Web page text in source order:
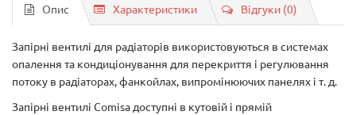
Опис Характеристики Відгуки (0)
Запірні вентилі для радіаторів використовуються в системах
опалення та кондиціонування для перекриття і регулювання
потоку в радіаторах, фанкойлах, випромінюючих панелях і т. д.
Запірні вентилі Comisa доступні в кутовій і прямій